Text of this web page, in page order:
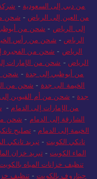
من دبي إلى السعودية -
من العين إلى الرياض - شحن
إلى الرياض - شحن من
الرياض - شحن من رأس
الرياض - شحن من الفجيرة
الرياض - شحن من الإمارات
من أبوظبي إلى جدة - شحن
الخيمة الى جدة - شحن من
جدة - شحن من أم القيوين
من الإمارات إلى الدمام -
الشارقة إلى الدمام - شحن
الخيمة إلى الدمام -تصليح
تانكي الكويت -تبريد تانكي
الماء الكويت -تبريد خزان
تنظيف خزانات المياه بالكويت
جيتاروف بالكويت -تنظيف